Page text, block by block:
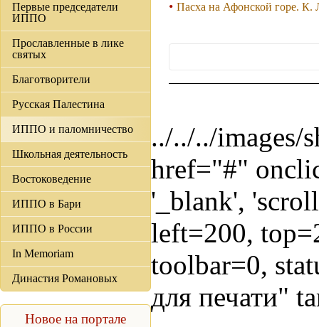
Первые председатели
ИППО
Прославленные в лике
святых
Благотворители
Русская Палестина
ИППО и паломничество
Школьная деятельность
Востоковедение
ИППО в Бари
ИППО в России
In Memoriam
Династия Романовых
Новое на портале
Пасха на Афонской горе. К.
../../../images/
href="#"
'_blank',
left=200,
toolbar=0,
для печати"